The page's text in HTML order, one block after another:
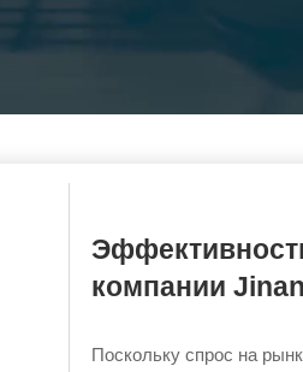
компании
Поскольку спрос на